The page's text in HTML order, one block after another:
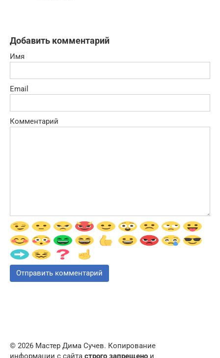
Добавить комментарий
Имя
Email
Комментарий
© 2026 Мастер Дима Сучев. Копирование